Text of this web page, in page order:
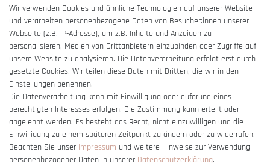
AGB
Impressum
Barrierefreiheitserklärung
Vertrag widerrufen
Wir verwenden Cookies und ähnliche Technologien auf unserer Website
und verarbeiten personenbezogene Daten von Besucher:innen unserer
Webseite (z.B. IP-Adresse), um z.B. Inhalte und Anzeigen zu
personalisieren, Medien von Drittanbietern einzubinden oder Zugriffe auf
unsere Website zu analysieren. Die Datenverarbeitung erfolgt erst durch
gesetzte Cookies. Wir teilen diese Daten mit Dritten, die wir in den
Einstellungen benennen.
Die Datenverarbeitung kann mit Einwilligung oder aufgrund eines
berechtigten Interesses erfolgen. Die Zustimmung kann erteilt oder
abgelehnt werden. Es besteht das Recht, nicht einzuwilligen und die
Einwilligung zu einem späteren Zeitpunkt zu ändern oder zu widerrufen.
Beachten Sie unser Impressum und weitere Hinweise zur Verwendung
personenbezogener Daten in unserer Daten­schutz­erklärung.